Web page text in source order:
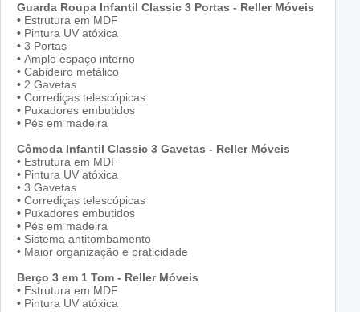
Guarda Roupa Infantil Classic 3 Portas - Reller Móveis
• Estrutura em MDF
• Pintura UV atóxica
• 3 Portas
• Amplo espaço interno
• Cabideiro metálico
• 2 Gavetas
• Corrediças telescópicas
• Puxadores embutidos
• Pés em madeira
Cômoda Infantil Classic 3 Gavetas - Reller Móveis
• Estrutura em MDF
• Pintura UV atóxica
• 3 Gavetas
• Corrediças telescópicas
• Puxadores embutidos
• Pés em madeira
• Sistema antitombamento
• Maior organização e praticidade
Berço 3 em 1 Tom - Reller Móveis
• Estrutura em MDF
• Pintura UV atóxica